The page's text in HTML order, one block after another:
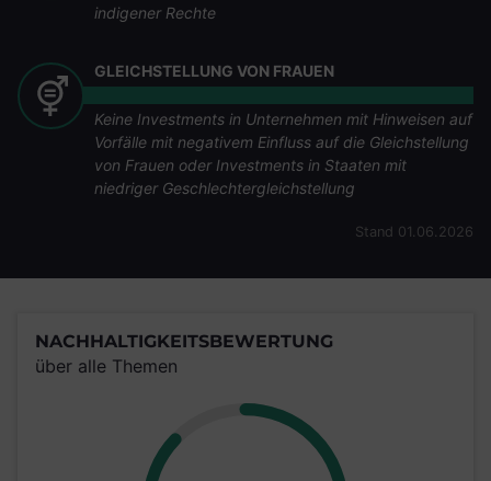
indigener Rechte
GLEICHSTELLUNG VON FRAUEN
Keine Investments in Unternehmen mit Hinweisen auf
Vorfälle mit negativem Einfluss auf die Gleichstellung
von Frauen oder Investments in Staaten mit
niedriger Geschlechtergleichstellung
Stand 01.06.2026
NACHHALTIGKEITSBEWERTUNG
über alle Themen